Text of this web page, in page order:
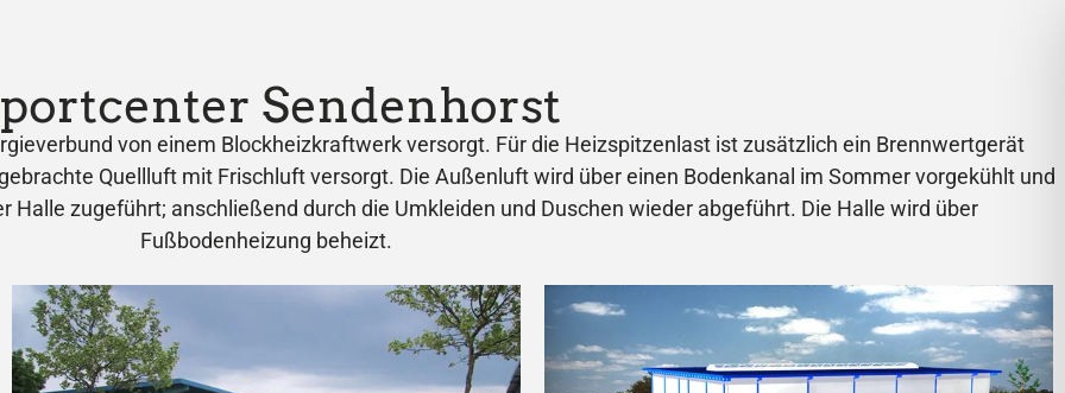
Sendenhorst
von einem Blockheizkraftwerk versorgt. Für die Heizspitzenlast ist zusätzlich ein Brennwertgerät
Quellluft mit Frischluft versorgt. Die Außenluft wird über einen Bodenkanal im Sommer vorgekühlt und
zugeführt; anschließend durch die Umkleiden und Duschen wieder abgeführt. Die Halle wird über
Fußbodenheizung beheizt.